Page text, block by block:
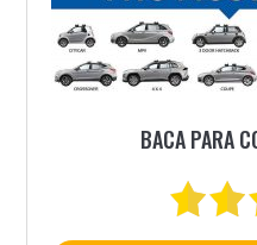
BACA PARA